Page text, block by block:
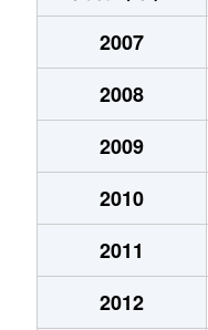
猪方
2,900
岩戸北
岩戸北
岩戸北
岩戸北
2007
2008
2009
2010
2011
2012